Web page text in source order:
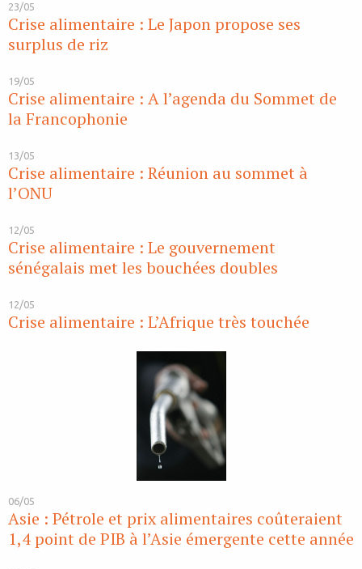
23/05
Crise alimentaire : Le Japon propose ses
surplus de riz
19/05
Crise alimentaire : A l’agenda du Sommet de
la Francophonie
13/05
Crise alimentaire : Réunion au sommet à
l’ONU
12/05
Crise alimentaire : Le gouvernement
sénégalais met les bouchées doubles
12/05
Crise alimentaire : L’Afrique très touchée
06/05
Asie : Pétrole et prix alimentaires coûteraient
1,4 point de PIB à l’Asie émergente cette année